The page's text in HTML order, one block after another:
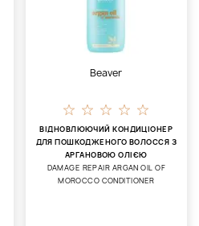
Beaver
ВІДНОВЛЮЮЧИЙ КОНДИЦІОНЕР
ДЛЯ ПОШКОДЖЕНОГО ВОЛОССЯ З
АРГАНОВОЮ ОЛІЄЮ
DAMAGE REPAIR ARGAN OIL OF
MOROCCO CONDITIONER